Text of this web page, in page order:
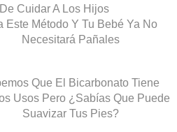
Cuidar A Los Hijos
Este Método Y Tu Bebé Ya No
Necesitará Pañales
Que El Bicarbonato Tiene
Usos Pero ¿Sabías Que Puede
Suavizar Tus Pies?